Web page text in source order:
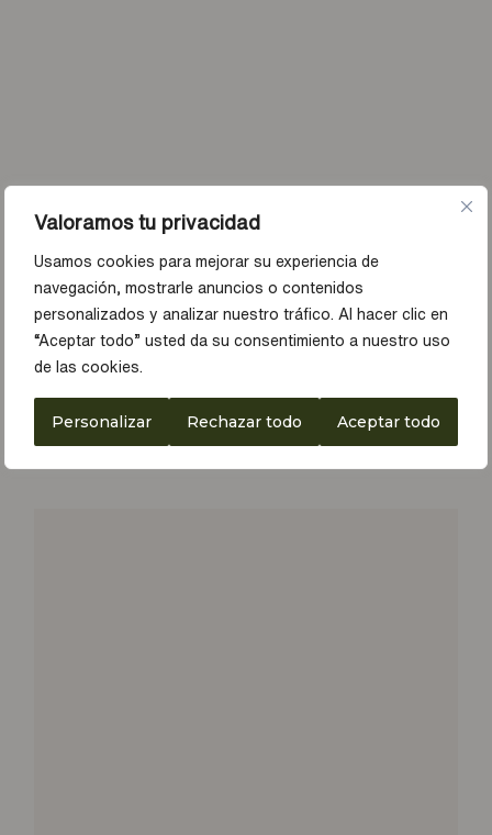
Valoramos tu privacidad
Usamos cookies para mejorar su experiencia de
navegación, mostrarle anuncios o contenidos
personalizados y analizar nuestro tráfico. Al hacer clic en
“Aceptar todo” usted da su consentimiento a nuestro uso
de las cookies.
Personalizar Rechazar todo Aceptar todo